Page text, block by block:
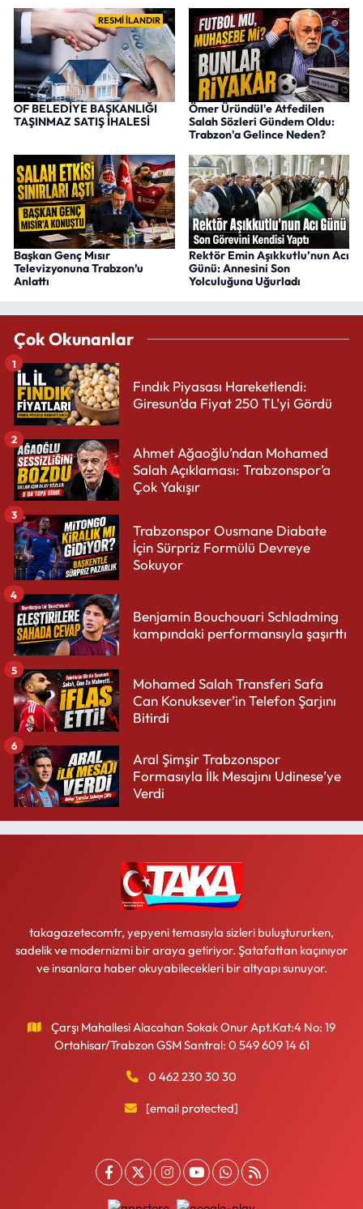
RESMİ İLANDIR
OF BELEDİYE BAŞKANLIĞI
TAŞINMAZ SATIŞ İHALESİ
Ömer Üründül'e Atfedilen
Salah Sözleri Gündem Oldu:
Trabzon'a Gelince Neden?
Başkan Genç Mısır
Televizyonuna Trabzon’u
Anlattı
Rektör Emin Aşıkkutlu’nun Acı
Günü: Annesini Son
Yolculuğuna Uğurladı
Çok Okunanlar
Fındık Piyasası Hareketlendi:
Giresun’da Fiyat 250 TL’yi Gördü
1
Ahmet Ağaoğlu’ndan Mohamed
Salah Açıklaması: Trabzonspor’a
Çok Yakışır
2
Trabzonspor Ousmane Diabate
İçin Sürpriz Formülü Devreye
Sokuyor
3
Benjamin Bouchouari Schladming
kampındaki performansıyla şaşırttı
4
Mohamed Salah Transferi Safa
Can Konuksever’in Telefon Şarjını
Bitirdi
5
Aral Şimşir Trabzonspor
Formasıyla İlk Mesajını Udinese’ye
Verdi
6
takagazetecomtr, yepyeni temasıyla sizleri buluştururken,
sadelik ve modernizmi bir araya getiriyor. Şatafattan kaçınıyor
ve insanlara haber okuyabilecekleri bir altyapı sunuyor.
Çarşı Mahallesi Alacahan Sokak Onur Apt.Kat:4 No: 19
Ortahisar/Trabzon GSM Santral: 0 549 609 14 61
0 462 230 30 30
[email protected]